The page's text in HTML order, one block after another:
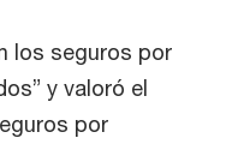
los seguros por
y valoró el
por